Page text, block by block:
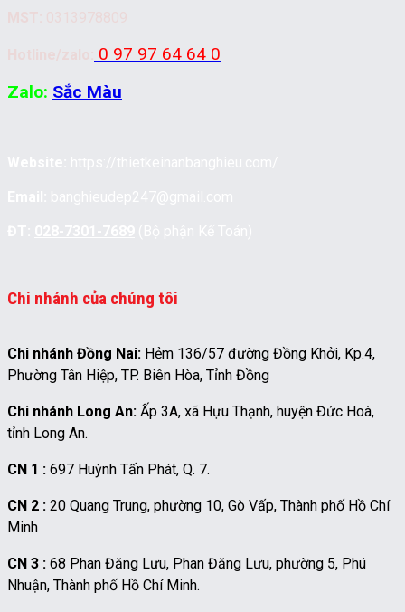
0 97 97 64 64 0
Zalo: Sắc Màu
Chi nhánh của chúng tôi
Chi nhánh Đồng Nai: Hẻm 136/57 đường Đồng Khởi, Kp.4,
Phường Tân Hiệp, TP. Biên Hòa, Tỉnh Đồng
Chi nhánh Long An: Ấp 3A, xã Hựu Thạnh, huyện Đức Hoà,
tỉnh Long An.
CN 1 : 697 Huỳnh Tấn Phát, Q. 7.
CN 2 : 20 Quang Trung, phường 10, Gò Vấp, Thành phố Hồ Chí
Minh
CN 3 : 68 Phan Đăng Lưu, Phan Đăng Lưu, phường 5, Phú
Nhuận, Thành phố Hồ Chí Minh.